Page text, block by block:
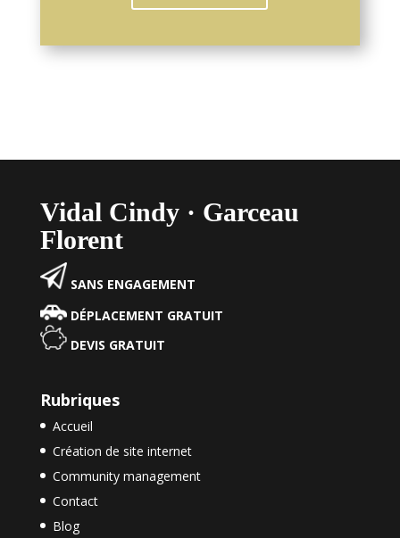
Vidal Cindy · Garceau
Florent
SANS ENGAGEMENT
DÉPLACEMENT GRATUIT
DEVIS GRATUIT
Rubriques
Accueil
Création de site internet
Community management
Contact
Blog